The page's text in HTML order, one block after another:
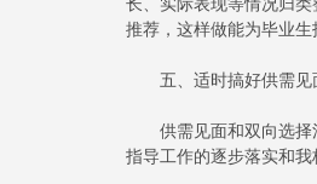
长、实际表现等情况归
推荐，这样做能为毕业
五、适时搞好供需见
供需见面和双向选择活
指导工作的逐步落实和